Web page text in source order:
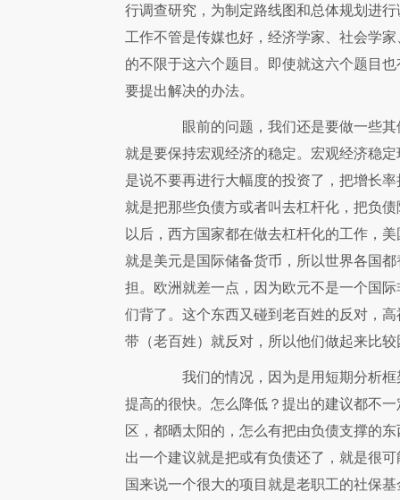
行调查研究，为制定路线图和总体规划进
工作不管是传媒也好，经济学家、社会学
的不限于这六个题目。即使就这六个题目
要提出解决的办法。
眼前的问题，我们还是要做一些其
就是要保持宏观经济的稳定。宏观经济稳
是说不要再进行大幅度的投资了，把增长
就是把那些负债方或者叫去杠杆化，把负
以后，西方国家都在做去杠杆化的工作，
就是美元是国际储备货币，所以世界各国
担。欧洲就差一点，因为欧元不是一个国
们背了。这个东西又碰到老百姓的反对，
带（老百姓）就反对，所以他们做起来比
我们的情况，因为是用短期分析框
提高的很快。怎么降低？提出的建议都不
区，都晒太阳的，怎么有把由负债支撑的
出一个建议就是把或有负债还了，就是很
国来说一个很大的项目就是老职工的社保